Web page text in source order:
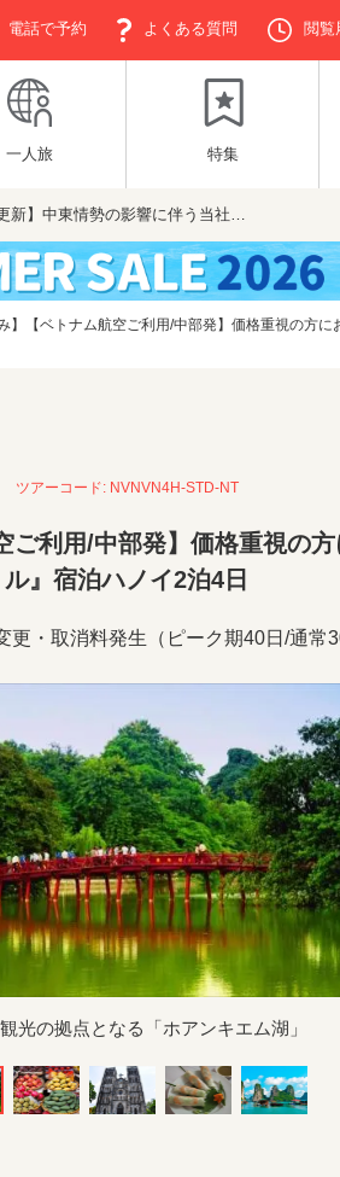
電話で予約 よくある質問 閲覧
一人旅 特集
更新】中東情勢の影響に伴う当社…
】【ベトナム航空ご利用/中部発】価格重視の方
ツアーコード: NVNVN4H-STD-NT
ご利用/中部発】価格重視の
ル』宿泊ハノイ2泊4日
更・取消料発生（ピーク期40日/通常
光の拠点となる「ホアンキエム湖」